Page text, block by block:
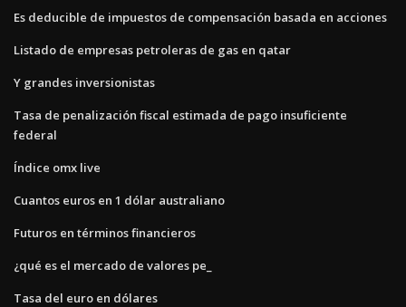
Es deducible de impuestos de compensación basada en acciones
Listado de empresas petroleras de gas en qatar
Y grandes inversionistas
Tasa de penalización fiscal estimada de pago insuficiente
federal
Índice omx live
Cuantos euros en 1 dólar australiano
Futuros en términos financieros
¿qué es el mercado de valores pe_
Tasa del euro en dólares